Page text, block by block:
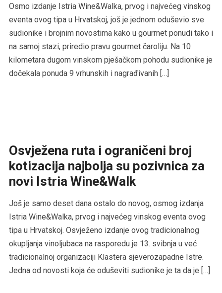
Osmo izdanje Istria Wine&Walka, prvog i najvećeg vinskog
eventa ovog tipa u Hrvatskoj, još je jednom oduševio sve
sudionike i brojnim novostima kako u gourmet ponudi tako i
na samoj stazi, priredio pravu gourmet čaroliju. Na 10
kilometara dugom vinskom pješačkom pohodu sudionike je
dočekala ponuda 9 vrhunskih i nagrađivanih […]
Osvježena ruta i ograničeni broj
kotizacija najbolja su pozivnica za
novi Istria Wine&Walk
Još je samo deset dana ostalo do novog, osmog izdanja
Istria Wine&Walka, prvog i najvećeg vinskog eventa ovog
tipa u Hrvatskoj. Osvježeno izdanje ovog tradicionalnog
okupljanja vinoljubaca na rasporedu je 13. svibnja u već
tradicionalnoj organizaciji Klastera sjeverozapadne Istre.
Jedna od novosti koja će oduševiti sudionike je ta da je […]